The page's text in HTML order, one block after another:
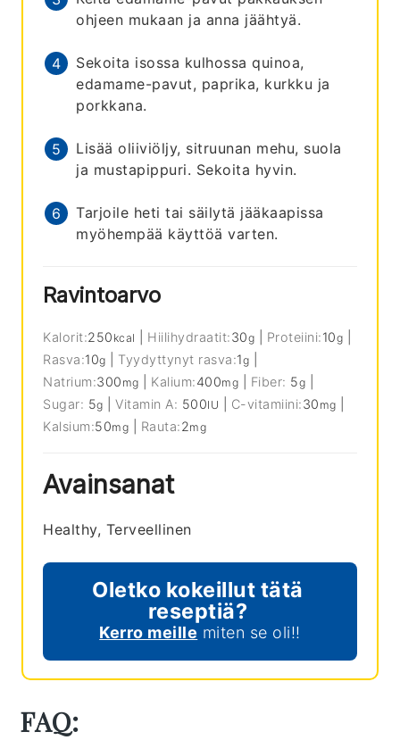
ohjeen mukaan ja anna jäähtyä.
Sekoita isossa kulhossa quinoa,
edamame-pavut, paprika, kurkku ja
porkkana.
Lisää oliiviöljy, sitruunan mehu, suola
ja mustapippuri. Sekoita hyvin.
Tarjoile heti tai säilytä jääkaapissa
myöhempää käyttöä varten.
Ravintoarvo
Kalorit:250 kcal Hiilihydraatit:30g Proteiini:10g
Rasva:10g Tyydyttynyt rasva:1g
Natrium:300 mg Kalium:400mg Fiber: 5g
Sugar: 5g |Vitamin A: 500IU C-vitamiini:30 mg
Kalsium:50mg Rauta:2mg
Avainsanat
Healthy, Terveellinen
Oletko kokeillut tätä
reseptiä?
Kerro meille miten se oli!!
FAQ: